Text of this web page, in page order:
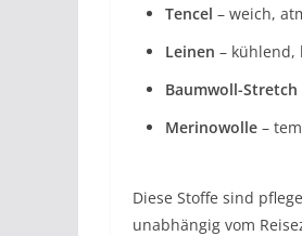
Tencel – weich,
Leinen – kühlend,
Baumwoll-Stretch
Merinowolle –
Diese Stoffe sind
unabhängig vom